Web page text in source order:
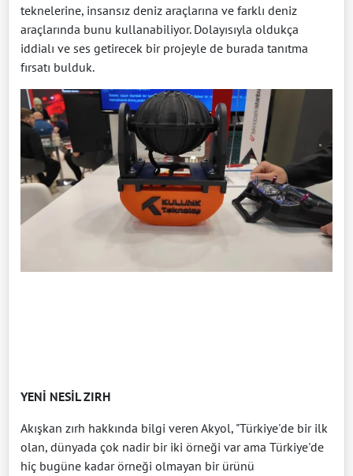
teknelerine, insansız deniz araçlarına ve farklı deniz
araçlarında bunu kullanabiliyor. Dolayısıyla oldukça
iddialı ve ses getirecek bir projeyle de burada tanıtma
fırsatı bulduk.
YENİ NESİL ZIRH
Akışkan zırh hakkında bilgi veren Akyol, "Türkiye'de bir ilk
olan, dünyada çok nadir bir iki örneği var ama Türkiye'de
hiç bugüne kadar örneği olmayan bir ürünü